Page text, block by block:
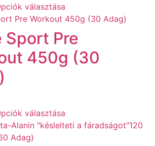
választása
Sport Pre
450g (30
választása